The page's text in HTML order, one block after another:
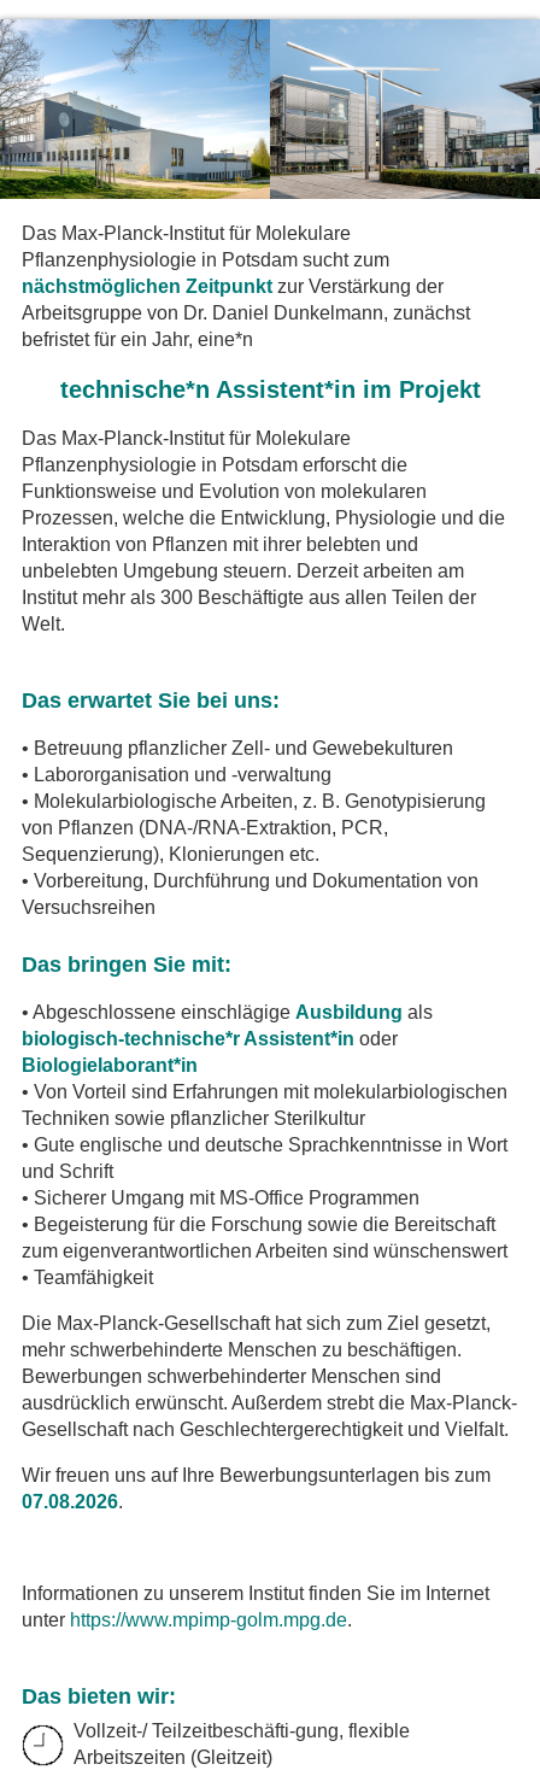
Das Max-Planck-Institut für Molekulare
Pflanzenphysiologie in Potsdam sucht zum
nächstmöglichen Zeitpunktzur Verstärkung der
Arbeitsgruppe von Dr. Daniel Dunkelmann, zunächst
befristet für ein Jahr, eine*n
technische*n Assistent*in im Projekt
Das Max-Planck-Institut für Molekulare
Pflanzenphysiologie in Potsdam erforscht die
Funktionsweise und Evolution von molekularen
Prozessen, welche die Entwicklung, Physiologie und die
Interaktion von Pflanzen mit ihrer belebten und
unbelebten Umgebung steuern. Derzeit arbeiten am
Institut mehr als 300 Beschäftigte aus allen Teilen der
Welt.
Das erwartet Sie bei uns:
• Betreuung pflanzlicher Zell- und Gewebekulturen
• Labororganisation und -verwaltung
• Molekularbiologische Arbeiten, z. B. Genotypisierung
von Pflanzen (DNA-/RNA-Extraktion, PCR,
Sequenzierung), Klonierungen etc.
• Vorbereitung, Durchführung und Dokumentation von
Versuchsreihen
Das bringen Sie mit:
• Abgeschlossene einschlägige Ausbildung als
biologisch-technische*r Assistent*in oder
Biologielaborant*in
• Von Vorteil sind Erfahrungen mit molekularbiologischen
Techniken sowie pflanzlicher Sterilkultur
• Gute englische und deutsche Sprachkenntnisse in Wort
und Schrift
• Sicherer Umgang mit MS-Office Programmen
• Begeisterung für die Forschung sowie die Bereitschaft
zum eigenverantwortlichen Arbeiten sind wünschenswert
• Teamfähigkeit
Die Max-Planck-Gesellschaft hat sich zum Ziel gesetzt,
mehr schwerbehinderte Menschen zu beschäftigen.
Bewerbungen schwerbehinderter Menschen sind
ausdrücklich erwünscht. Außerdem strebt die Max-Planck-
Gesellschaft nach Geschlechtergerechtigkeit und Vielfalt.
Wir freuen uns auf Ihre Bewerbungsunterlagen bis zum
07.08.2026.
Informationen zu unserem Institut finden Sie im Internet
unter https://www.mpimp-golm.mpg.de.
Das bieten wir:
Vollzeit-/ Teilzeitbeschäfti-gung, flexible
Arbeitszeiten (Gleitzeit)